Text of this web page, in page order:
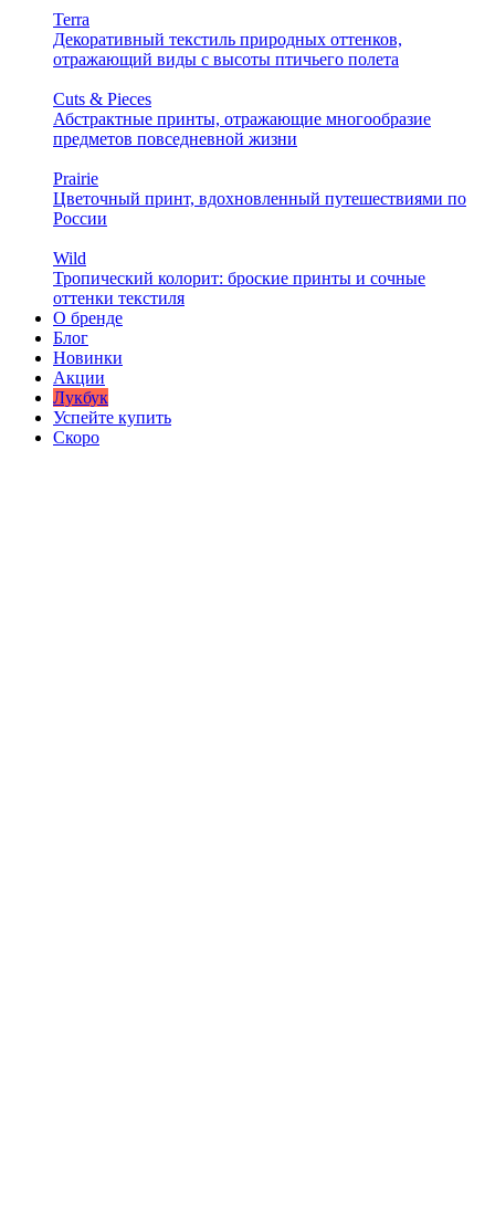
Terra
Декоративный текстиль природных оттенков,
отражающий виды с высоты птичьего полета
Cuts & Pieces
Абстрактные принты, отражающие многообразие
предметов повседневной жизни
Prairie
Цветочный принт, вдохновленный путешествиями по
России
Wild
Тропический колорит: броские принты и сочные
оттенки текстиля
О бренде
Блог
Новинки
Акции
Лукбук
Успейте купить
Скоро